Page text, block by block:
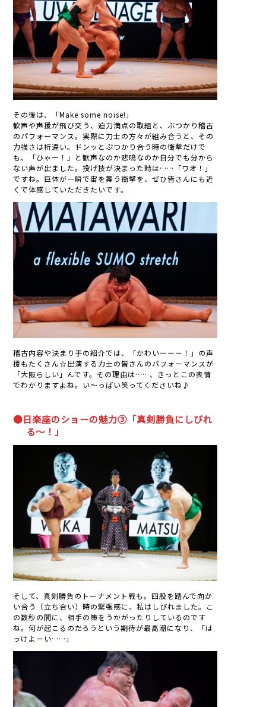
その後は、「Make some noise!」
歓声や声援が飛び交う、迫力満点の取組と、ぶつかり稽古
のパフォーマンス。実際に力士の方々が組み合うと、その
力強さは桁違い。ドンッとぶつかり合う時の衝撃だけで
も、「ひゃー！」と歓声なのか悲鳴なのか自分でも分から
ない声が出ました。投げ技が決まった時は……「ワオ！」
ですね。巨体が一瞬で宙を舞う衝撃を、ぜひ皆さんにも近
くで体感していただきたいです。
稽古内容や決まり手の紹介では、「かわいーーー！」の声
援もたくさん☆出演する力士の皆さんのパフォーマンスが
「大阪らしい」んです。その理由は……、きっとこの表情
でわかりますよね。い～っぱい笑ってくださいね♪
●日楽座のショーの魅力③「真剣勝負にしびれ
る～！」
そして、真剣勝負のトーナメント戦も。四股を踏んで向か
い合う（立ち合い）時の緊張感に、私はしびれました。こ
の数秒の間に、相手の策をうかがったりしているのです
ね。何が起こるのだろうという期待が最高潮になり、「は
っけよーい……」